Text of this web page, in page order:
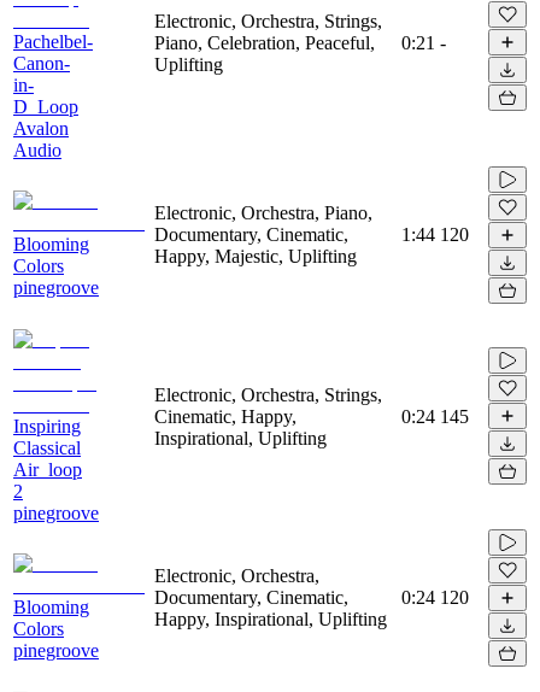
Pachelbel-
Canon-
in-
D_Loop
Avalon
Audio
Electronic, Orchestra, Strings,
Piano, Celebration, Peaceful,
Uplifting
0:21 -
Blooming
Colors
pinegroove
Electronic, Orchestra, Piano,
Documentary, Cinematic,
Happy, Majestic, Uplifting
1:44 120
Inspiring
Classical
Air_loop
2
pinegroove
Electronic, Orchestra, Strings,
Cinematic, Happy,
Inspirational, Uplifting
0:24 145
Blooming
Colors
pinegroove
Electronic, Orchestra,
Documentary, Cinematic,
Happy, Inspirational, Uplifting
0:24 120